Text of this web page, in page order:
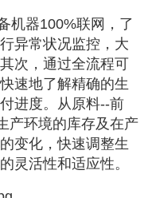
机器100%联网，了
异常状况监控，大
次，通过全流程可
速地了解精确的生
进度。从原料--前
产环境的库存及在产
变化，快速调整生
灵活性和适应性。